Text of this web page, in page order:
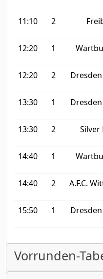
11:10 2
12:20 1
12:20 2
13:30 1
13:30 2 Silver
14:40 1
14:40 2 A.F.C.
15:50 1
Vorrunden-